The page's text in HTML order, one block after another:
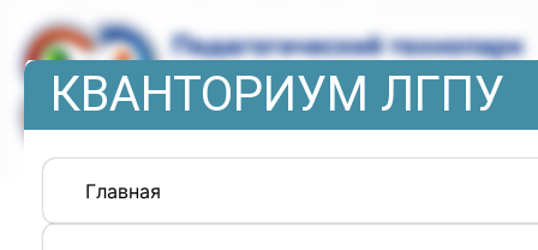
КВАНТОРИУМ ЛГПУ
Главная